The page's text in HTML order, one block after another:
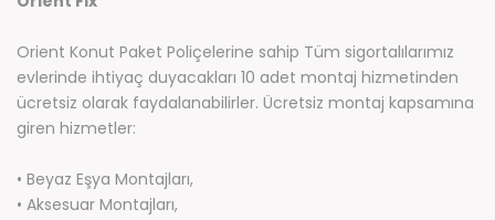
Orient Konut Paket Poliçelerine sahip Tüm sigortalılarımız
evlerinde ihtiyaç duyacakları 10 adet montaj hizmetinden
ücretsiz olarak faydalanabilirler. Ücretsiz montaj kapsamına
giren hizmetler:
• Beyaz Eşya Montajları,
• Aksesuar Montajları,